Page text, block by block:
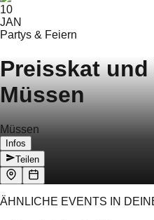
10
JAN
Partys & Feiern
Preisskat
Müssen
Müssen
Infos
Teilen
ÄHNLICHE EVENTS IN